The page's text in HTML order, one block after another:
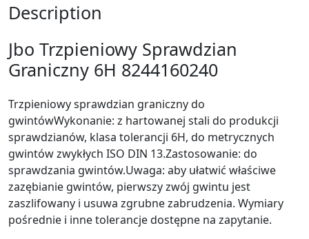
Description
Jbo Trzpieniowy Sprawdzian
Graniczny 6H 8244160240
Trzpieniowy sprawdzian graniczny do
gwintówWykonanie: z hartowanej stali do produkcji
sprawdzianów, klasa tolerancji 6H, do metrycznych
gwintów zwykłych ISO DIN 13.Zastosowanie: do
sprawdzania gwintów.Uwaga: aby ułatwić właściwe
zazębianie gwintów, pierwszy zwój gwintu jest
zaszlifowany i usuwa zgrubne zabrudzenia. Wymiary
pośrednie i inne tolerancje dostępne na zapytanie.